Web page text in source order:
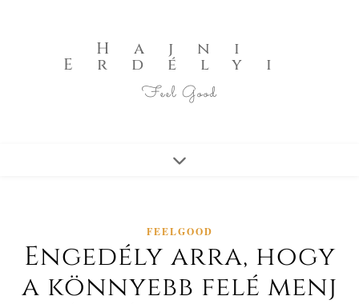
Hajni
Erdélyi
Feel Good
FEELGOOD
Engedély arra, hogy
a könnyebb felé menj